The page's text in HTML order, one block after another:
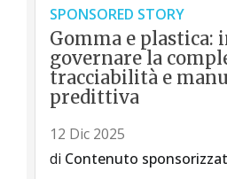
SPONSORED STORY
Gomma e plastica:
governare la
tracciabilità e
predittiva
12 Dic 2025
di Contenuto